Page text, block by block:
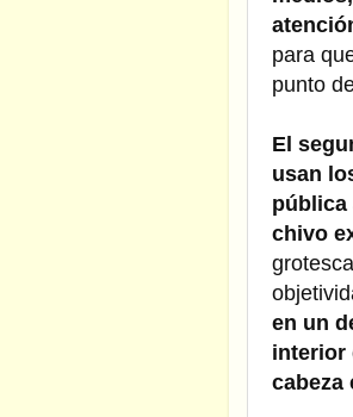
para
punto
El
usan
pública
chivo
en un
interior
cabeza